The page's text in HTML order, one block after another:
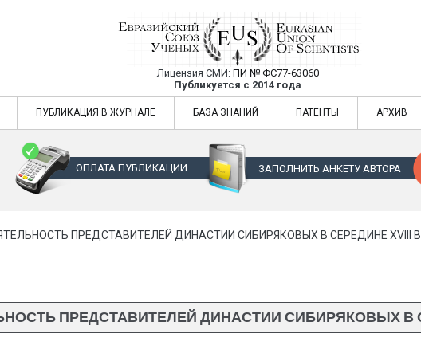
Евразийский Союз Ученых —
Лицензия СМИ: ПИ № ФС77-63060
Публикуется с 2014 года
Евразийский Союз Ученых — публикация научных статей в
ПУБЛИКАЦИЯ В ЖУРНАЛЕ БАЗА ЗНАНИЙ ПАТЕНТЫ АРХИВ
ОПЛАТА ПУБЛИКАЦИИ ЗАПОЛНИТЬ АНКЕТУ АВТОРА
ПРЕДСТАВИТЕЛЕЙ ДИНАСТИИ СИБИРЯКОВЫХ В СЕРЕДИНЕ XVIII В.
ПРЕДСТАВИТЕЛЕЙ ДИНАСТИИ СИБИРЯКОВЫХ В